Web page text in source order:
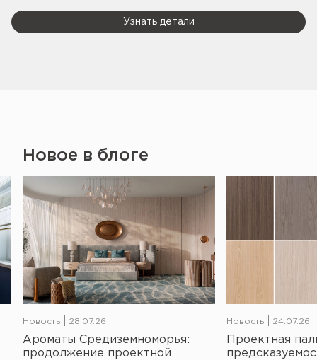
Узнать детали
Новое в блоге
Новость 28.07.26
Ароматы Средиземноморья:
продолжение проектной
Новость 24.07.26
Проектная